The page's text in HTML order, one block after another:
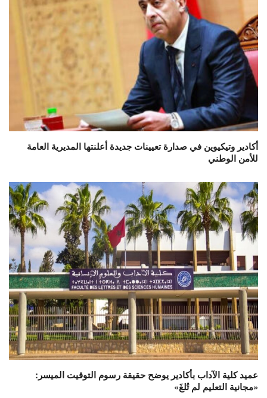
أكادير وتيكيوين في صدارة تعيينات جديدة أعلنتها المديرية العامة
للأمن الوطني
عميد كلية الآداب بأكادير يوضح حقيقة رسوم التوقيت الميسر:
«مجانية التعليم لم تُلغَ»